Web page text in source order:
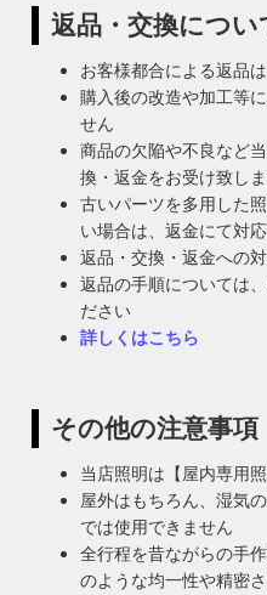
返品・交換につい
お客様都合による返品
購入後の改造や加工等
せん
商品の欠陥や不良など
換・返金をお受け致し
古いパーツを多用した
い場合は、返金にて対
返品・交換・返金への
返品の手順については
ださい
詳しくはこちら
その他の注意事項
当店照明は【屋内専用
屋外はもちろん、湿気
では使用できません
全行程を昔ながらの手
のような均一性や精密